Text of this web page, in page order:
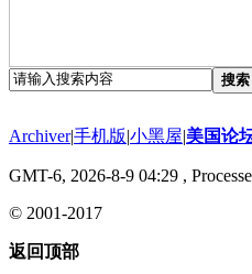
搜索
Archiver|手机版|小黑屋|美国论
GMT-6, 2026-8-9 04:29 ,
© 2001-2017
返回顶部